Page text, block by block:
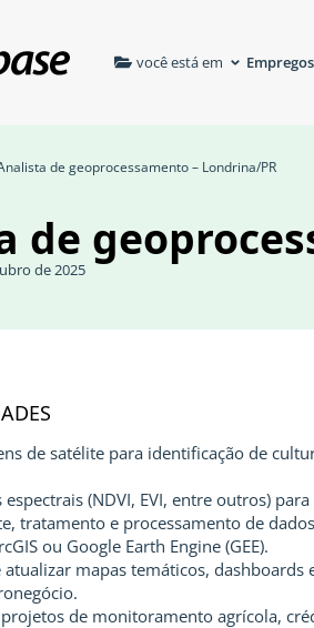
você está em Empregos
de geoprocessamento – Londrina/PR
de
de 2025
de satélite para identificação de
(NDVI, EVI, entre outros)
tratamento e processamento de
ou Google Earth Engine (GEE).
atualizar mapas temáticos,
de monitoramento agrícola,